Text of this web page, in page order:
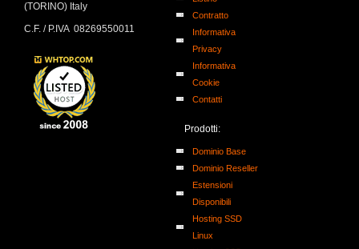
(TORINO) Italy
C.F. / P.IVA 08269550011
Contratto
Informativa
Privacy
Informativa
Cookie
Contatti
Prodotti:
Dominio Base
Dominio Reseller
Estensioni
Disponibili
Hosting SSD
Linux